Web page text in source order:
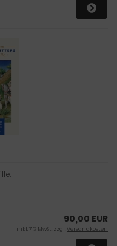
90,00 EUR
inkl. 7 % MwSt. zzgl.Versandkosten